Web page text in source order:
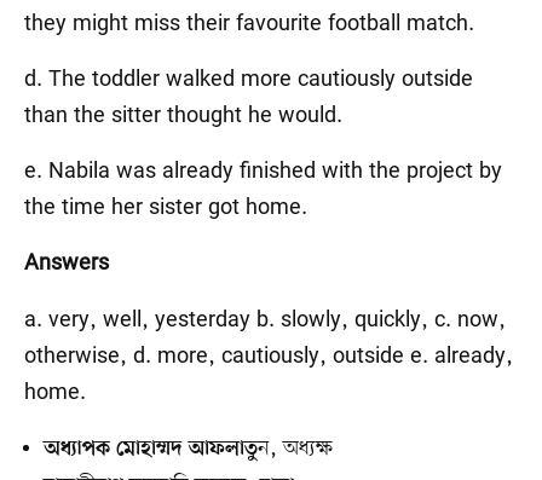
they might miss their favourite football match.
d. The toddler walked more cautiously outside
than the sitter thought he would.
e. Nabila was already finished with the project by
the time her sister got home.
Answers
a. very, well, yesterday b. slowly, quickly, c. now,
otherwise, d. more, cautiously, outside e. already,
home.
অধ্যাপক মোহাম্মদ আফলাতুন, অধ্যক্ষ